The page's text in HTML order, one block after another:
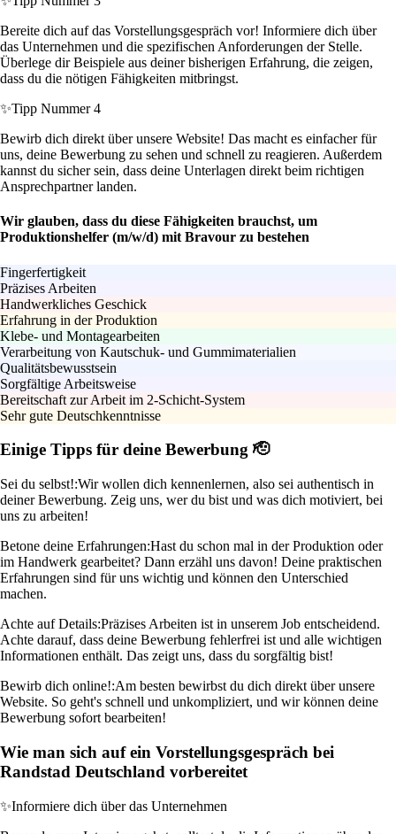
Bereite dich auf das Vorstellungsgespräch vor! Informiere dich über
das Unternehmen und die spezifischen Anforderungen der Stelle.
Überlege dir Beispiele aus deiner bisherigen Erfahrung, die zeigen,
dass du die nötigen Fähigkeiten mitbringst.
✨Tipp Nummer 4
Bewirb dich direkt über unsere Website! Das macht es einfacher für
uns, deine Bewerbung zu sehen und schnell zu reagieren. Außerdem
kannst du sicher sein, dass deine Unterlagen direkt beim richtigen
Ansprechpartner landen.
Wir glauben, dass du diese Fähigkeiten brauchst, um
Produktionshelfer (m/w/d) mit Bravour zu bestehen
Fingerfertigkeit
Präzises Arbeiten
Handwerkliches Geschick
Erfahrung in der Produktion
Klebe- und Montagearbeiten
Verarbeitung von Kautschuk- und Gummimaterialien
Qualitätsbewusstsein
Sorgfältige Arbeitsweise
Bereitschaft zur Arbeit im 2-Schicht-System
Sehr gute Deutschkenntnisse
Einige Tipps für deine Bewerbung 🫡
Sei du selbst!:Wir wollen dich kennenlernen, also sei authentisch in
deiner Bewerbung. Zeig uns, wer du bist und was dich motiviert, bei
uns zu arbeiten!
Betone deine Erfahrungen:Hast du schon mal in der Produktion oder
im Handwerk gearbeitet? Dann erzähl uns davon! Deine praktischen
Erfahrungen sind für uns wichtig und können den Unterschied
machen.
Achte auf Details:Präzises Arbeiten ist in unserem Job entscheidend.
Achte darauf, dass deine Bewerbung fehlerfrei ist und alle wichtigen
Informationen enthält. Das zeigt uns, dass du sorgfältig bist!
Bewirb dich online!:Am besten bewirbst du dich direkt über unsere
Website. So geht's schnell und unkompliziert, und wir können deine
Bewerbung sofort bearbeiten!
Wie man sich auf ein Vorstellungsgespräch bei
Randstad Deutschland vorbereitet
✨Informiere dich über das Unternehmen